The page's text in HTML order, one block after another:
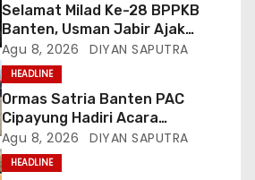
Selamat Milad Ke-28 BPPKB
Banten, Usman Jabir Ajak
Perkuat Solidaritas Dan
Kebersamaan
Agu 8, 2026 DIYAN SAPUTRA
HEADLINE
Ormas Satria Banten PAC
Cipayung Hadiri Acara
Menjelang HUT Ke-81
Kemerdekaan RI Di Silang Monas
Agu 8, 2026 DIYAN SAPUTRA
HEADLINE